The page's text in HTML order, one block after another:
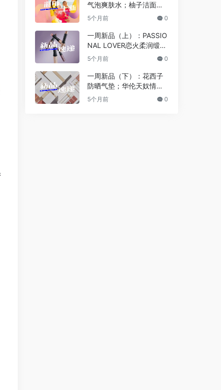
气泡爽肤水；柚子洁面面
膜… | 海外上新
5个月前 0
一周新品（上）：PASSIO
NAL LOVER恋火柔润缎光
多用膏；3CE小硬糖唇
r迪奥真我浓情香精… | 新
品速递
5个月前 0
一周新品（下）：花西子
防晒气垫；华伦天奴情绪
腮红；稚优泉咬唇妆固体
5个月前 0